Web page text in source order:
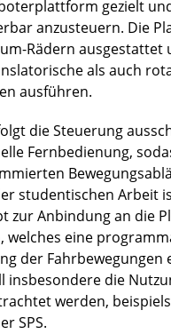
gezielt
anzusteuern. Die
Rädern ausgestattet
als auch
ausführen.
die Steuerung
Fernbedienung,
studentischen Arbeit
zur Anbindung an die
welches eine
der Fahrbewegungen
insbesondere die
werden,
SPS.